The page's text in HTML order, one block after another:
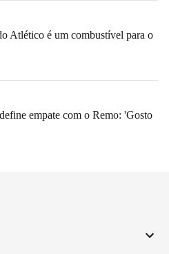
Atlético é um combustível para o
empate com o Remo: 'Gosto